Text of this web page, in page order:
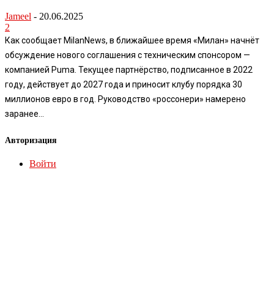
Jameel - 20.06.2025
2
Как сообщает MilanNews, в ближайшее время «Милан» начнёт
обсуждение нового соглашения с техническим спонсором —
компанией Puma. Текущее партнёрство, подписанное в 2022
году, действует до 2027 года и приносит клубу порядка 30
миллионов евро в год. Руководство «россонери» намерено
заранее...
Авторизация
Войти